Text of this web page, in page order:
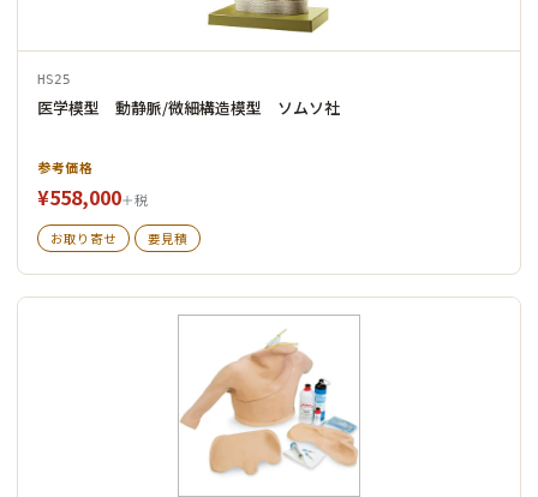
HS25
医学模型 動静脈/微細構造模型 ソムソ社
参考価格
¥558,000＋税
お取り寄せ 要見積